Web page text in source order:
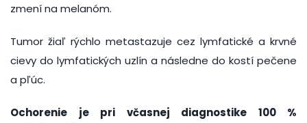
zmení na melanóm.
Tumor žiaľ rýchlo metastazuje cez lymfatické a krvné
cievy do lymfatických uzlín a následne do kostí pečene
a pľúc.
Ochorenie je pri včasnej diagnostike 100 %